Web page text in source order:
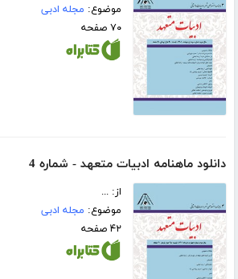
موضوع: مجله ادبی
۷۰ صفحه
دانلود ماهنامه ادبیات متعهد - شماره 4
از: ...
موضوع: مجله ادبی
۴۲ صفحه